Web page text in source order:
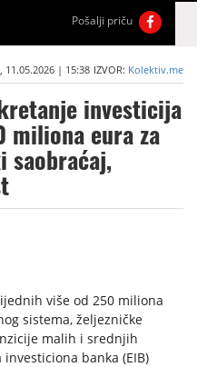
Pošalji priču
11.05.2026 | 15:38 IZVOR: Kolektiv.me
investicija
miliona eura za
saobraćaj,
više od 250 miliona
sistema, željezničke
malih i srednjih
banka (EIB)